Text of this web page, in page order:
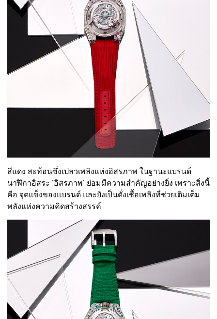
สีแดง สะท้อนซึ่งเปลวเพลิงแห่งอิสรภาพ ในฐานะแบรนด์
นาฬิกาอิสระ ‘อิสรภาพ’ ย่อมมีความสำคัญอย่างยิ่ง เพราะสิ่งนี้
คือ จุดแข็งของแบรนด์ และยังเป็นดั่งเชื้อเพลิงที่ช่วยเติมเต็ม
พลังแห่งความคิดสร้างสรรค์